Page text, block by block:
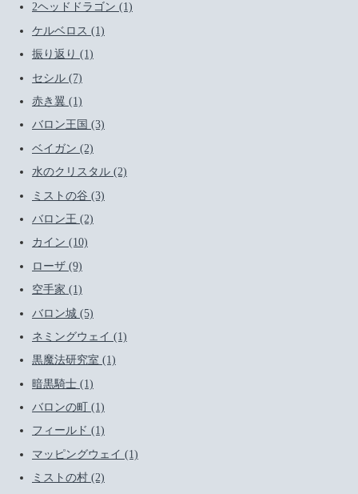
2ヘッドドラゴン (1)
ケルベロス (1)
振り返り (1)
セシル (7)
赤き翼 (1)
バロン王国 (3)
ベイガン (2)
水のクリスタル (2)
ミストの谷 (3)
バロン王 (2)
カイン (10)
ローザ (9)
空手家 (1)
バロン城 (5)
ネミングウェイ (1)
黒魔法研究室 (1)
暗黒騎士 (1)
バロンの町 (1)
フィールド (1)
マッピングウェイ (1)
ミストの村 (2)